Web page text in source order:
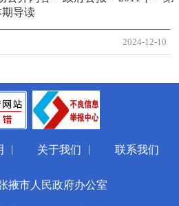
期导读
2024-12-10
| 关于我们 | 联系我们
掖市人民政府办公室